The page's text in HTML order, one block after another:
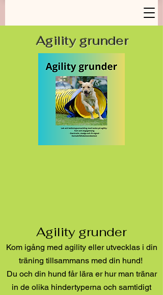
Agility grunder
Agility grunder
Kom igång med agility eller utvecklas i din
träning tillsammans med din hund!
Du och din hund får lära er hur man tränar
in de olika hindertyperna och samtidigt